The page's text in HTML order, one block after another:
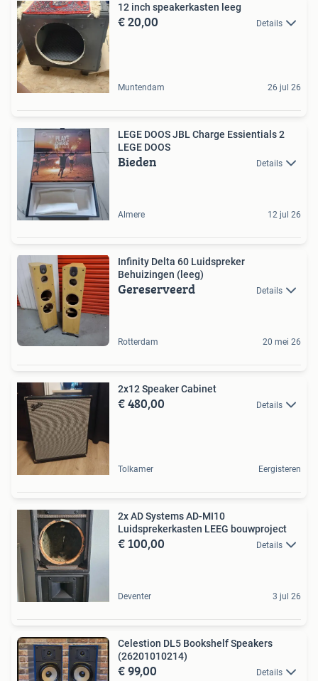
12 inch speakerkasten leeg
€ 20,00 Details
Muntendam 26 jul 26
LEGE DOOS JBL Charge Essientials 2
LEGE DOOS
Bieden Details
Almere 12 jul 26
Infinity Delta 60 Luidspreker
Behuizingen (leeg)
Gereserveerd Details
Rotterdam 20 mei 26
2x12 Speaker Cabinet
€ 480,00 Details
Tolkamer Eergisteren
2x AD Systems AD-MI10
Luidsprekerkasten LEEG bouwproject
€ 100,00 Details
Deventer 3 jul 26
Celestion DL5 Bookshelf Speakers
(26201010214)
€ 99,00 Details